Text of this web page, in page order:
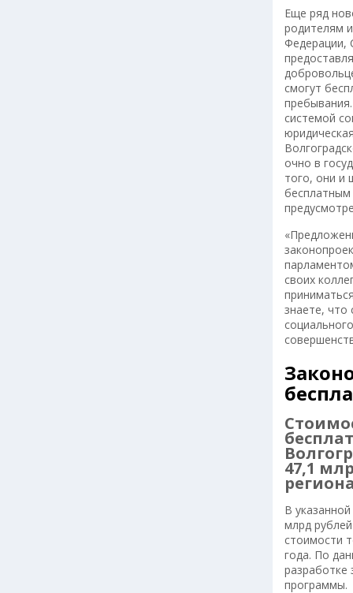
Еще ряд
родителям
Федерации,
смогут
системой
очно в
того, они и
своих
знаете, что
47,1
В
млрд
стоимости
года. По
программы.